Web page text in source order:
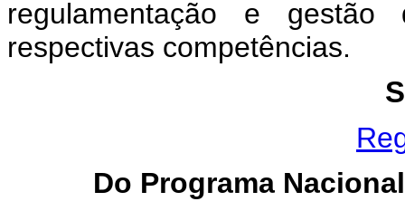
regulamentação e
respectivas competências.
Do Programa